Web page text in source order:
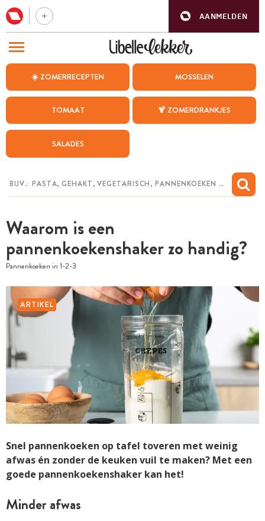
AANMELDEN
☀️ ZOMERRECEPTEN MOSSELEN
TOMAAT 🍹 ZOMERDRANKJES
SALADES
Waarom is een
pannenkoekenshaker zo handig?
Pannenkoeken in 1-2-3
ARTIKEL
Snel pannenkoeken op tafel toveren met weinig
afwas én zonder de keuken vuil te maken? Met een
goede pannenkoekenshaker kan het!
Minder afwas
BEZOEK ONZE ANDERE WEBSITES
WEEKMENU
CHAT MET MAIA
MIJN BEWAARDE RECEPTEN